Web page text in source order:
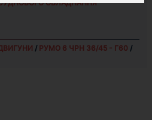
ОБЛАДНАННЯ
/ РУМО 6 ЧРН 36/45 - Г60 /